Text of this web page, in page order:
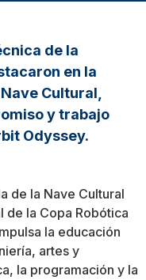
de la
en la
Cultural,
y trabajo
Odyssey.
de la Nave Cultural
de la Copa Robótica
la educación
artes y
la programación y la